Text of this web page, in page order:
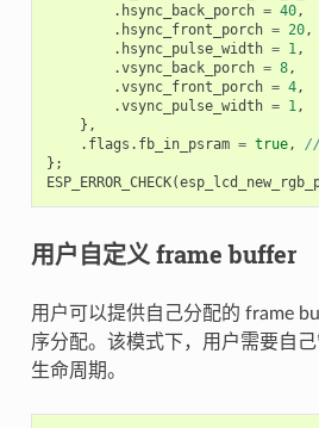
. hsync_back_porch = 40,
. hsync_front_porch = 20,
. hsync_pulse_width = 1,
.vsync_back_porch = 8,
.vsync_front_porch = 4,
.vsync_pulse_width = 1,
},
. flags . fb_in_psram = true,
//
};
ESP_ERROR_CHECK(
用户自定义 frame buffer
用户可以提供自己分配的 frame
序分配。该模式下，用户需要自
生命周期。